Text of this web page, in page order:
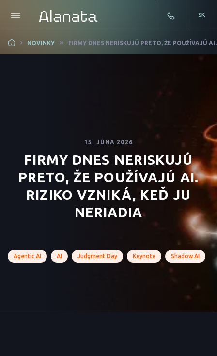
SK
NOVINKY FIRMY DNES NERISKUJÚ PRETO, ŽE POUŽÍVAJÚ
15. JÚNA 2026
FIRMY DNES NERISKUJÚ
PRETO, ŽE POUŽÍVAJÚ AI.
RIZIKO VZNIKÁ, KEĎ JU
NERIADIA
Agentic AI AI Judgment Day Keynote Shadow AI